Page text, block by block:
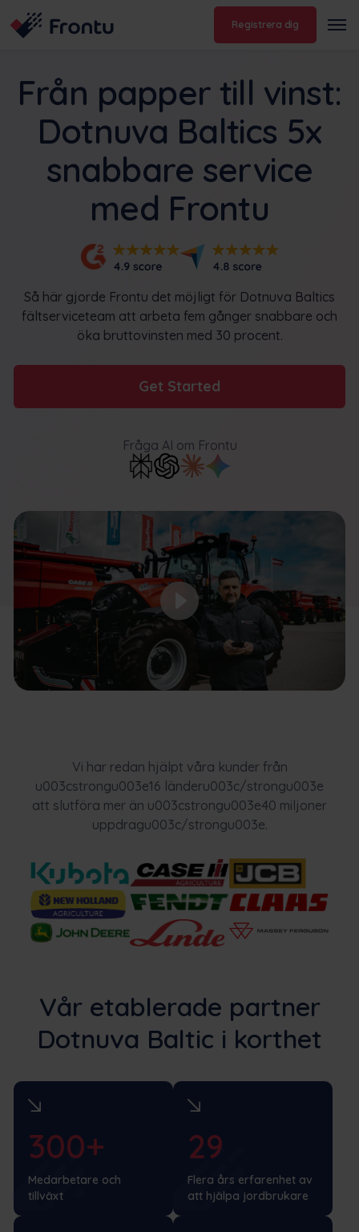
Registrera dig
Från papper till vinst:
Dotnuva Baltics 5x
snabbare service
med Frontu
Så här gjorde Frontu det möjligt för Dotnuva Baltics
fältserviceteam att arbeta fem gånger snabbare och
öka bruttovinsten med 30 procent.
Get Started
Fråga AI om Frontu
Vi har redan hjälpt våra kunder från
u003cstrongu003e16 länderu003c/strongu003e
att slutföra mer än u003cstrongu003e40 miljoner
uppdragu003c/strongu003e.
Vår etablerade partner
Dotnuva Baltic i korthet
300+
Medarbetare och
tillväxt
29
Flera års erfarenhet av
att hjälpa jordbrukare